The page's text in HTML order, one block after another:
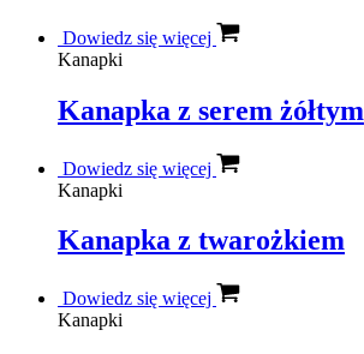
Dowiedz się więcej
Kanapki
Kanapka z serem żółtym
Dowiedz się więcej
Kanapki
Kanapka z twarożkiem
Dowiedz się więcej
Kanapki